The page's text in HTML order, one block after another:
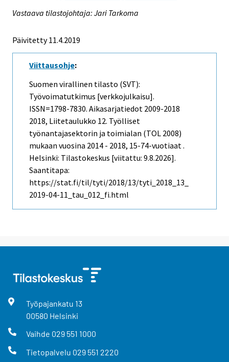
Vastaava tilastojohtaja: Jari Tarkoma
Päivitetty 11.4.2019
Viittausohje:
Suomen virallinen tilasto (SVT):
Työvoimatutkimus [verkkojulkaisu].
ISSN=1798-7830. Aikasarjatiedot 2009-2018
2018, Liitetaulukko 12. Työlliset
työnantajasektorin ja toimialan (TOL 2008)
mukaan vuosina 2014 - 2018, 15-74-vuotiaat .
Helsinki: Tilastokeskus [viitattu: 9.8.2026].
Saantitapa:
https://stat.fi/til/tyti/2018/13/tyti_2018_13_
2019-04-11_tau_012_fi.html
Työpajankatu 13
00580 Helsinki
Vaihde 029 551 1000
Tietopalvelu 029 551 2220